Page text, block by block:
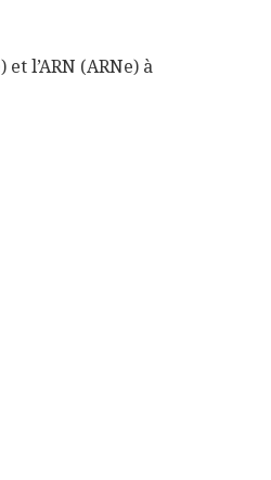
l’ARN (ARNe) à